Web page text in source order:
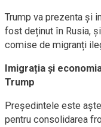
Trump va prezenta și
fost deținut în Rusia,
comise de migranți
Imigrația și
Trump
Președintele este
pentru consolidarea